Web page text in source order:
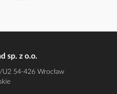
sp. z o.o.
U2 54-426 Wrocław